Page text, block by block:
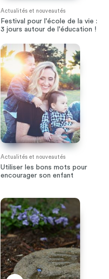
Actualités et nouveautés
Festival pour l'école de la vie :
3 jours autour de l'éducation !
Actualités et nouveautés
Utiliser les bons mots pour
encourager son enfant